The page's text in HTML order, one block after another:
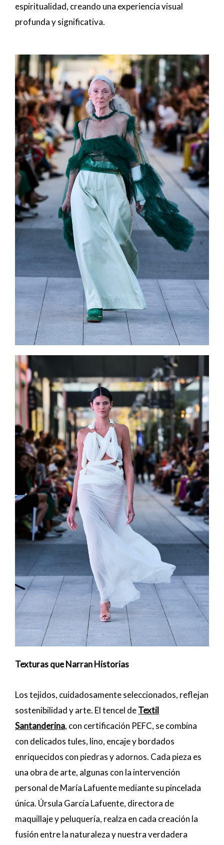
espiritualidad, creando una experiencia visual
profunda y significativa.
Texturas que Narran Historias
Los tejidos, cuidadosamente seleccionados, reflejan
sostenibilidad y arte. El tencel deTextil
Santanderina, con certificación PEFC, se combina
con delicados tules, lino, encaje y bordados
enriquecidos con piedras y adornos. Cada pieza es
una obra de arte, algunas con la intervención
personal de María Lafuente mediante su pincelada
única. Úrsula García Lafuente, directora de
maquillaje y peluquería, realza en cada creación la
fusión entre la naturaleza y nuestra verdadera